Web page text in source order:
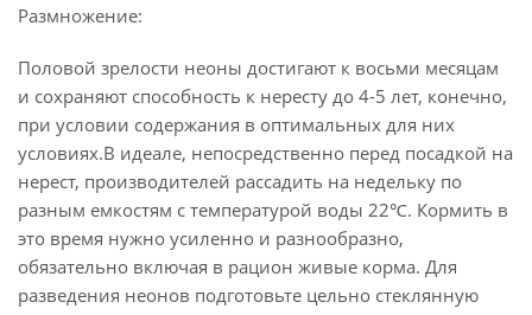
Размножение:
Половой зрелости неоны достигают к восьми месяцам
и сохраняют способность к нересту до 4-5 лет, конечно,
при условии содержания в оптимальных для них
условиях.В идеале, непосредственно перед посадкой на
нерест, производителей рассадить на недельку по
разным емкостям с температурой воды 22℃. Кормить в
это время нужно усиленно и разнообразно,
обязательно включая в рацион живые корма. Для
разведения неонов подготовьте цельно стеклянную